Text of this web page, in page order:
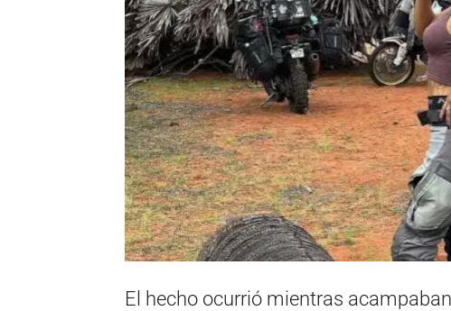
El hecho ocurrió mientras